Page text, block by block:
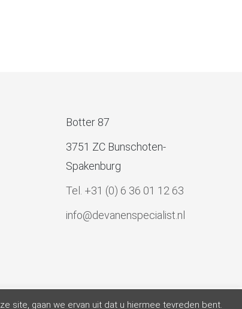
Botter 87
3751 ZC Bunschoten-
Spakenburg
Tel. +31 (0) 6 36 01 12 63
info@devanenspecialist.nl
site, gaan we ervan uit dat u hiermee tevreden bent.